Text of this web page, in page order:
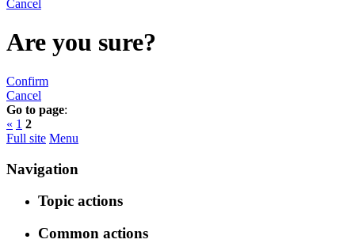
Cancel
Are you sure?
Confirm
Cancel
Go to page:
« 1 2
Full site Menu
Navigation
Topic actions
Common actions